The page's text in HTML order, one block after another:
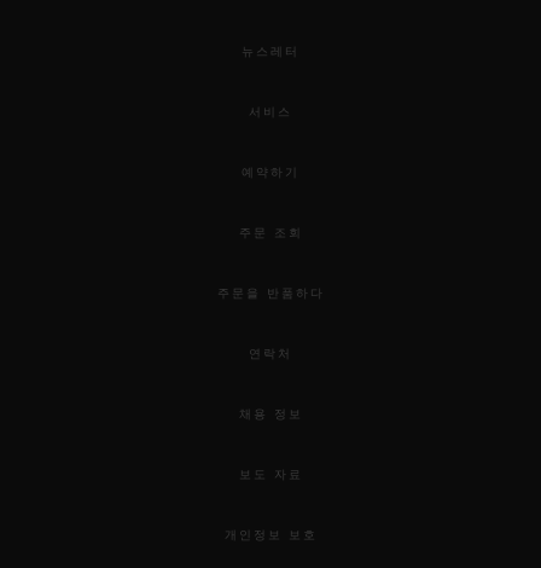
뉴스레터
서비스
예약하기
주문 조회
주문을 반품하다
연락처
채용 정보
보도 자료
개인정보 보호